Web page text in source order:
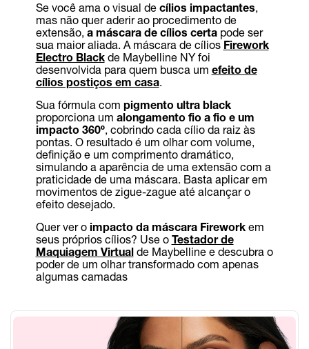
Se você ama o visual de cílios impactantes,
mas não quer aderir ao procedimento de
extensão, a máscara de cílios certapode ser
sua maior aliada. A máscara de cílios Firework
Electro Blackde Maybelline NY foi
desenvolvida para quem busca um efeito de
cílios postiços em casa.
Sua fórmula com pigmento ultra black
proporciona um alongamento fio a fio e um
impacto 360º, cobrindo cada cílio da raiz às
pontas. O resultado é um olhar com volume,
definição e um comprimento dramático,
simulando a aparência de uma extensão com a
praticidade de uma máscara. Basta aplicar em
movimentos de zigue-zague até alcançar o
efeito desejado.
Quer ver o impacto da máscara Fireworkem
seus próprios cílios? Use o Testador de
Maquiagem Virtualde Maybelline e descubra o
poder de um olhar transformado com apenas
algumas camadas